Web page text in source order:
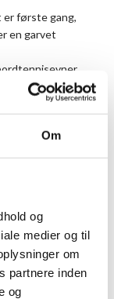
Om
og
medier og til
om
partnere inden
og
er første gang,
en garvet
doublemakker,
bordet, kræver
men
Strand.